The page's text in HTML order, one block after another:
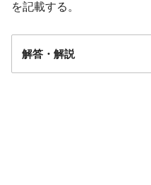
を記載する。
解答・解説